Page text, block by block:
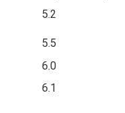
5.2
5.5
6.0
6.1